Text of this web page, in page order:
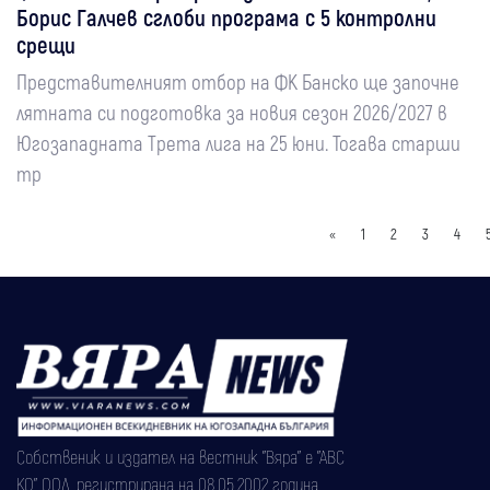
Борис Галчев сглоби програма с 5 контролни
срещи
Представителният отбор на ФК Банско ще започне
лятната си подготовка за новия сезон 2026/2027 в
Югозападната Трета лига на 25 юни. Тогава старши
тр
« 1 2 3 4
Собственик и издател на вестник "Вяра" е "АВС
КО" ООД, регистрирана на 08.05.2002 година.